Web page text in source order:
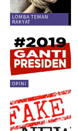
LOMBA TEMAN
RAKYAT
OPINI